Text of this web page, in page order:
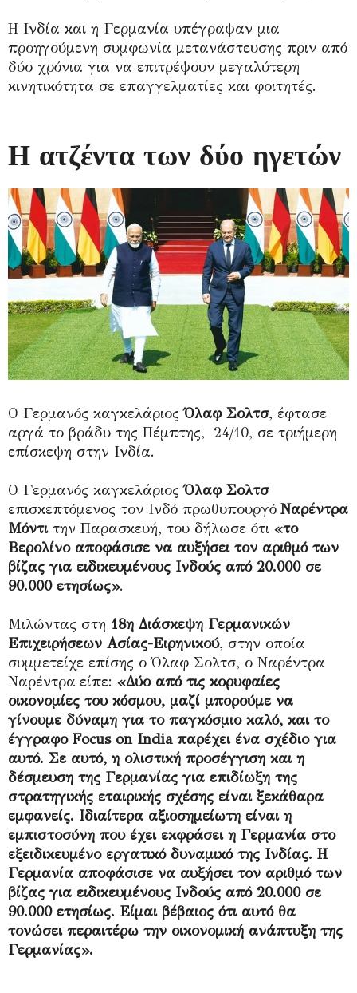
Η Ινδία και η Γερμανία υπέγραψαν μια
προηγούμενη συμφωνία μετανάστευσης πριν από
δύο χρόνια για να επιτρέψουν μεγαλύτερη
κινητικότητα σε επαγγελματίες και φοιτητές.
Η ατζέντα των δύο ηγετών
Ο Γερμανός καγκελάριος Όλαφ Σολτσ, έφτασε
αργά το βράδυ της Πέμπτης, 24/10, σε τριήμερη
επίσκεψη στην Ινδία.
Ο Γερμανός καγκελάριοςΌλαφ Σολτσ
επισκεπτόμενος τον Ινδό πρωθυπουργό Ναρέντρα
Μόντιτην Παρασκευή, του δήλωσε ότι «το
Βερολίνο αποφάσισε να αυξήσει τον αριθμό των
βίζας για ειδικευμένους Ινδούς από 20.000 σε
90.000 ετησίως».
Μιλώντας στη 18η Διάσκεψη Γερμανικών
Επιχειρήσεων Ασίας-Ειρηνικού, στην οποία
συμμετείχε επίσης ο Όλαφ Σολτσ, ο Ναρέντρα
Ναρέντρα είπε: «Δύο από τις κορυφαίες
οικονομίες του κόσμου, μαζί μπορούμε να
γίνουμε δύναμη για το παγκόσμιο καλό, και το
έγγραφο Focus on India παρέχει ένα σχέδιο για
αυτό. Σε αυτό, η ολιστική προσέγγιση και η
δέσμευση της Γερμανίας για επιδίωξη της
στρατηγικής εταιρικής σχέσης είναι ξεκάθαρα
εμφανείς. Ιδιαίτερα αξιοσημείωτη είναι η
εμπιστοσύνη που έχει εκφράσει η Γερμανία στο
εξειδικευμένο εργατικό δυναμικό της Ινδίας. Η
Γερμανία αποφάσισε να αυξήσει τον αριθμό των
βίζας για ειδικευμένους Ινδούς από 20.000 σε
90.000 ετησίως. Είμαι βέβαιος ότι αυτό θα
τονώσει περαιτέρω την οικονομική ανάπτυξη της
Γερμανίας».